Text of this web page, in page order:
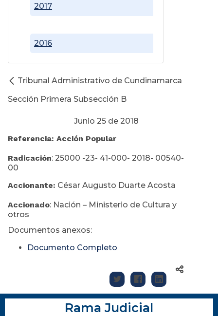
2016
2017
Tribunal Administrativo de Cundinamarca
Sección Primera Subsección B
Junio 25 de 2018
Referencia: Acción Popular
Radicación: 25000 -23- 41-000- 2018- 00540-
00
Accionante: César Augusto Duarte Acosta
Accionado: Nación – Ministerio de Cultura y
otros
Documentos anexos:
Documento Completo
Rama Judicial